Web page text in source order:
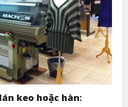
keo hoặc hàn: